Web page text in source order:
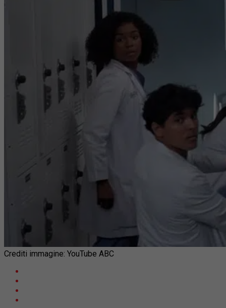
Crediti immagine: YouTube ABC